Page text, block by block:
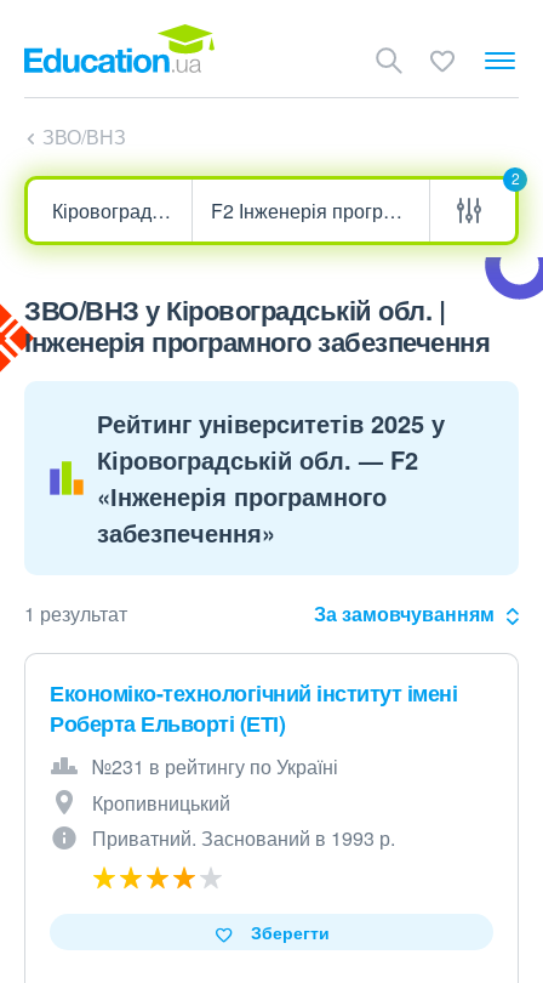
ЗВО/ВНЗ
2
ЗВО/ВНЗ у Кіровоградській обл. |
Інженерія програмного забезпечення
Рейтинг університетів 2025 у
Кіровоградській обл. — F2
«Інженерія програмного
забезпечення»
1 результат За замовчуванням
Економіко-технологічний інститут імені
Роберта Ельворті (ЕТІ)
№231 в рейтингу по Україні
Кропивницький
Приватний. Заснований в 1993 р.
Зберегти